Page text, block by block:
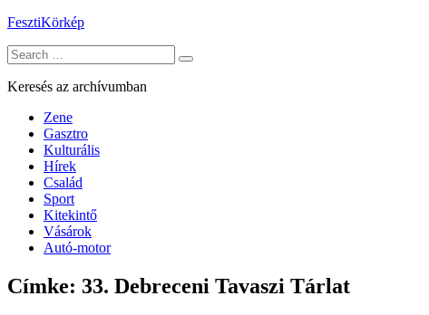
Skip
content
FesztiKörkép
Search
for:
Keresés az archívumban
Zene
Gasztro
Kulturális
Hírek
Család
Sport
Kitekintő
Vásárok
Autó-motor
Címke: 33. Debreceni Tavaszi Tárlat